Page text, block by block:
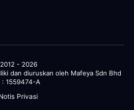
- 2026
dan diuruskan oleh Mafeya Sdn Bhd
: 1559474-A
Privasi